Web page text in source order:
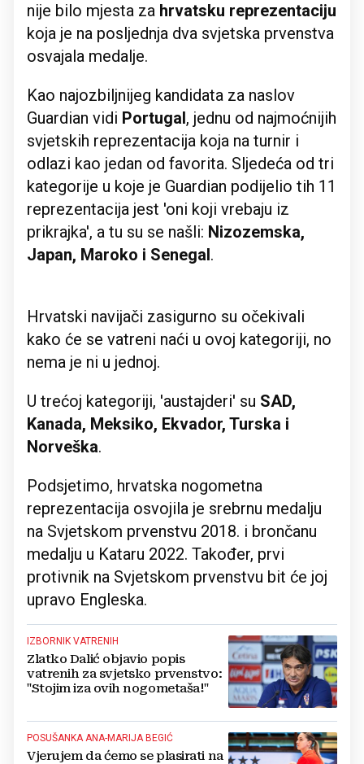
nije bilo mjesta za hrvatsku reprezentaciju
koja je na posljednja dva svjetska prvenstva
osvajala medalje.
Kao najozbiljnijeg kandidata za naslov
Guardian vidi Portugal, jednu od najmoćnijih
svjetskih reprezentacija koja na turnir i
odlazi kao jedan od favorita. Sljedeća od tri
kategorije u koje je Guardian podijelio tih 11
reprezentacija jest 'oni koji vrebaju iz
prikrajka', a tu su se našli: Nizozemska,
Japan, Maroko i Senegal.
Hrvatski navijači zasigurno su očekivali
kako će se vatreni naći u ovoj kategoriji, no
nema je ni u jednoj.
U trećoj kategoriji, 'austajderi' su SAD,
Kanada, Meksiko, Ekvador, Turska i
Norveška.
Podsjetimo, hrvatska nogometna
reprezentacija osvojila je srebrnu medalju
na Svjetskom prvenstvu 2018. i brončanu
medalju u Kataru 2022. Također, prvi
protivnik na Svjetskom prvenstvu bit će joj
upravo Engleska.
IZBORNIK VATRENIH
Zlatko Dalić objavio popis
vatrenih za svjetsko prvenstvo:
"Stojim iza ovih nogometaša!"
POSUŠANKA ANA-MARIJA BEGIĆ
Vjerujem da ćemo se plasirati na